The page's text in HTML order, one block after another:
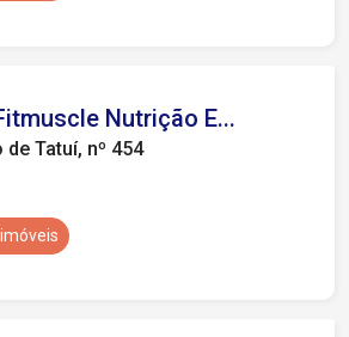
Nutrição E...
de Tatuí, nº 454